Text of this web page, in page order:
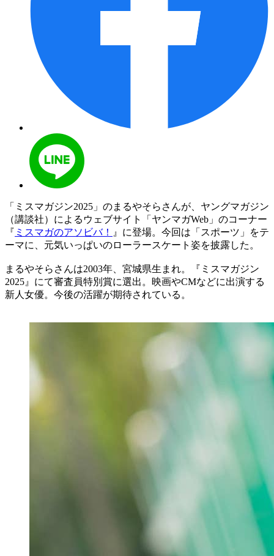
「ミスマガジン2025」のまるやそらさんが、ヤングマガジン
（講談社）によるウェブサイト「ヤンマガWeb」のコーナー
『 ミスマガのアソビバ！
』に登場。今回は「スポーツ」をテ
ーマに、元気いっぱいのローラースケート姿を披露した。
まるやそらさんは2003年、宮城県生まれ。『ミスマガジン
2025』にて審査員特別賞に選出。映画やCMなどに出演する
新人女優。今後の活躍が期待されている。